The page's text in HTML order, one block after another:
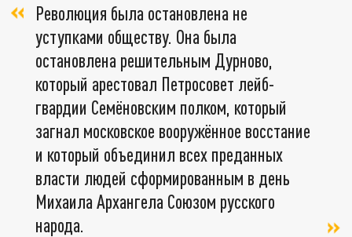
Революция была остановлена не
уступками обществу. Она была
остановлена решительным Дурново,
который арестовал Петросовет лейб-
гвардии Семёновским полком, который
загнал московское вооружённое восстание
и который объединил всех преданных
власти людей сформированным в день
Михаила Архангела Союзом русского
народа.